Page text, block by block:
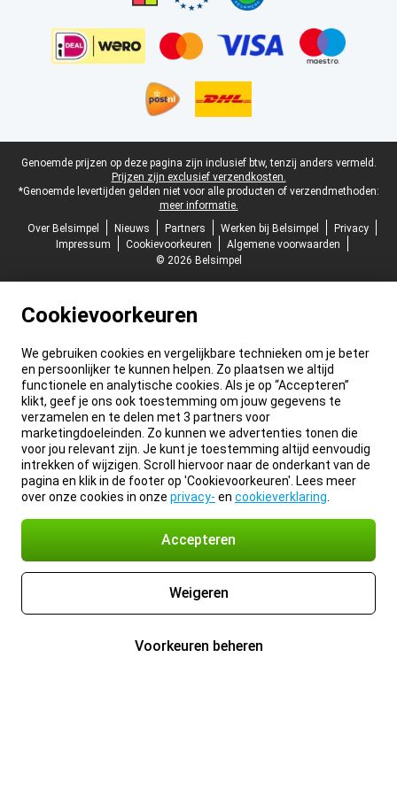
Juridische voettekst
Genoemde prijzen op deze pagina zijn inclusief btw, tenzij anders vermeld.
Prijzen zijn exclusief verzendkosten.
*Genoemde levertijden gelden niet voor alle producten of verzendmethoden:
meer informatie.
Over Belsimpel
Nieuws Partners Werken bij Belsimpel
Privacy
Impressum
Cookievoorkeuren
Algemene voorwaarden
© 2026 Belsimpel
Cookievoorkeuren
We gebruiken cookies en vergelijkbare technieken om je beter
en persoonlijker te kunnen helpen. Zo plaatsen we altijd
functionele en analytische cookies. Als je op “Accepteren”
klikt, geef je ons ook toestemming om jouw gegevens te
verzamelen en te delen met 3 partners voor
marketingdoeleinden. Zo kunnen we advertenties tonen die
voor jou relevant zijn. Je kunt je toestemming altijd eenvoudig
intrekken of wijzigen. Scroll hiervoor naar de onderkant van de
pagina en klik in de footer op 'Cookievoorkeuren'. Lees meer
over onze cookies in onze privacy- en cookieverklaring
Accepteren
Weigeren
Voorkeuren beheren